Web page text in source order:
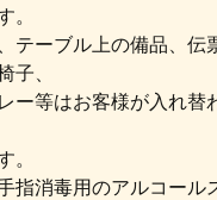
。
ーブル上の備品、伝
子、
ー等はお客様が入れ替
。
指消毒用のアルコール